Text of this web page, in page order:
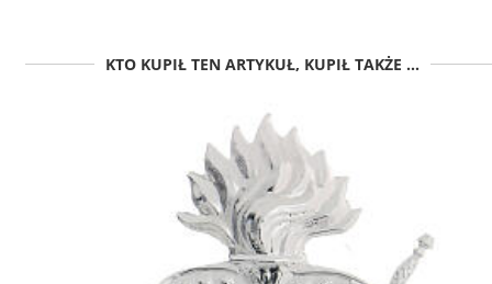
KTO KUPIŁ TEN ARTYKUŁ, KUPIŁ TAKŻE ...